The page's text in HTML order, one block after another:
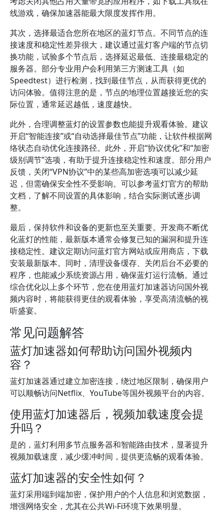
线游戏，确保加速器能最大限度发挥作用。
其次，选择最适合您所在地区的蓝灯节点。不同节点的连
接速度和稳定性差异很大，建议通过蓝灯客户端的节点切
换功能，试验多个节点后，选择延迟最低、连接最稳定的
服务器。部分专业用户会利用第三方测速工具（如
Speedtest）进行检测，找到最佳节点，从而获得更优的
访问体验。值得注意的是，节点的地理位置越接近您的实
际位置，通常延迟越低，速度越快。
此外，合理调整蓝灯的设置参数也能提升观看体验。建议
开启“智能连接”或“自动选择最佳节点”功能，让软件根据网
络状态自动优化连接路径。此外，开启“协议优化”和“加密
级别调节”选项，有助于提升连接稳定性和速度。部分用户
反馈，关闭“VPN协议”中的某些高加密选项可以减少延
迟，但需确保安全性不受影响。可以参考蓝灯官方的帮助
文档，了解不同设置的具体影响，结合实际测试逐步调
整。
最后，保持软件和设备的更新也至关重要。开发商不断优
化蓝灯的性能，最新版本通常会修复已知的漏洞和提升连
接稳定性。建议定期访问蓝灯官方网站或应用商店，下载
安装最新版本。同时，清理设备缓存、关闭后台不必要的
程序，也能减少系统资源占用，确保蓝灯运行流畅。通过
综合优化以上多个环节，您在使用蓝灯加速器访问国外视
频内容时，将能获得更佳的观看体验，享受高清流畅的视
听盛宴。
常见问题解答
蓝灯加速器如何帮助访问国外视频内
容？
蓝灯加速器通过建立加密连接，绕过地区限制，确保用户
可以顺畅访问Netflix、YouTube等国外视频平台的内容。
使用蓝灯加速器后，视频加载速度会提
升吗？
是的，蓝灯利用多节点服务器和智能路由技术，显著提升
视频加载速度，减少缓冲时间，提供更流畅的观看体验。
蓝灯加速器的安全性如何？
蓝灯采用端到端加密，保护用户的个人信息和浏览数据，
增强网络安全，尤其在公共Wi-Fi环境下效果明显。